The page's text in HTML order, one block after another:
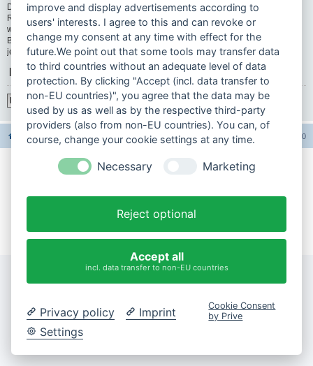
Du musst in diesem Forum registriert sein, um dich anmelden zu können. Die
Registrierung ist in wenigen Augenblicken erledigt und ermöglicht dir, auf
weitere Funktionen zuzugreifen. Die Board-Administration kann registrierten
Benutzern auch zusätzliche Berechtigungen zuweisen. Bitte beachte auch die
jeweiligen Forenregeln, wenn du dich in diesem Board bewegst.
|
Registrieren
Foren-Übersicht Alle Zeiten sind UTC+02:00
Alle Foren-Cookies löschen
Impressum
Cookie-Einstellungen ändern
improve and display advertisements according to
users' interests. I agree to this and can revoke or
change my consent at any time with effect for the
future.We point out that some tools may transfer data
to third countries without an adequate level of data
protection. By clicking "Accept (incl. data transfer to
non-EU countries)", you agree that the data may be
used by us as well as by the respective third-party
providers (also from non-EU countries). You can, of
course, change your cookie settings at any time.
Necessary Marketing
Reject optional
Accept all
incl. data transfer to non-EU countries
Privacy policy
Imprint
Settings
Cookie Consent
by Prive